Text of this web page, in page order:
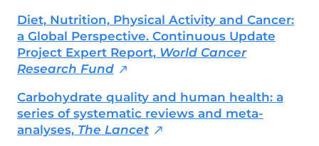
Diet, Nutrition, Physical Activity and Cancer:
a Global Perspective. Continuous Update
Project Expert Report,World Cancer
Research Fund
Carbohydrate quality and human health: a
series of systematic reviews and meta-
analyses, The Lancet